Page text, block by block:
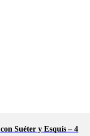
Suéter y Esquís – 4